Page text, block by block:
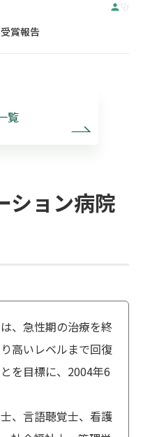
賞報告
覧
ション病院
、急性期の治療を終
高いレベルまで回復
を目標に、2004年6
、言語聴覚士、看護